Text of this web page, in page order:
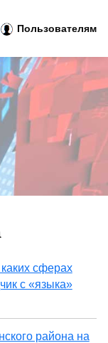
сферах
с «языка»
района на
Пользователям